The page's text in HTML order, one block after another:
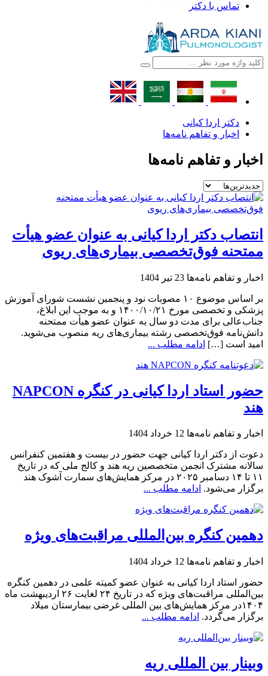
تماس با دکتر
دکتر اردا کیانی
اخبار و تفاهم نامه‌ها
اخبار و تفاهم نامه‌ها
انتصاب دکتر اردا کیانی به عنوان عضو هیأت
ممتحنه فوق‌تخصصی بیماری‌های ریوی
اخبار و تفاهم نامه‌ها 23 تیر 1404
بر اساس موضوع ۱۰ مصوبات نود و پنجمین نشست شورای آموزش
پزشکی و تخصصی مورخ ۱۴۰۰/۱۰/۲۱ و به موجب این ابلاغ،
جناب‌عالی برای مدت دو سال به عنوان عضو هیأت ممتحنه
دانش‌نامه فوق‌تخصصی رشته بیماری‌های ریه منصوب می‌شوید.
امید است […] ادامه مطلب ...
حضور استاد اردا کیانی در کنگره NAPCON
هند
اخبار و تفاهم نامه‌ها 12 خرداد 1404
دعوت از دکتر اردا کیانی جهت حضور در بیست و هفتمین کنفرانس
سالانه مشترک انجمن متخصصین ریه هند و کالج ملی که در تاریخ
۱۱ تا ۱۴ دسامبر ۲۰۲۵ در مرکز همایش‌های سمارت آشوک هند
برگزار می‌شود. ادامه مطلب ...
دهمین کنگره بین‌المللی مراقبت‌های ویژه
اخبار و تفاهم نامه‌ها 12 خرداد 1404
حضور استاد اردا کیانی به عنوان عضو کمیته علمی در دهمین کنگره
بین‌المللی مراقبت‌های ویژه که در تاریخ ۲۴ لغایت ۲۶ اردیبهشت ماه
۱۴۰۴در مرکز همایش‌های بین المللی غرضی بیمارستان میلاد
برگزار می‌گردد. ادامه مطلب ...
وبینار بین المللی ریه